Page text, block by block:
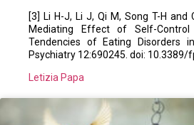
[3] Li H-J, Li J, Qi M, Song T-H and
Mediating Effect of Self-Control
Tendencies of Eating Disorders
Psychiatry 12:690245. doi: 10.3389/
Letizia Papa